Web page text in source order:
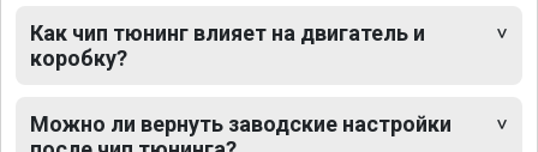
Как чип тюнинг влияет на двигатель и
коробку?
Можно ли вернуть заводские настройки